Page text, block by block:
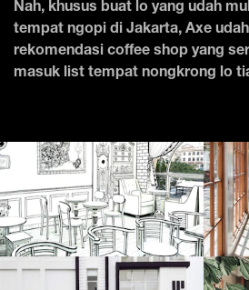
Nah, khusus buat lo yang udah
tempat ngopi di Jakarta, Axe
rekomendasi coffee shop yang
masuk list tempat nongkrong lo